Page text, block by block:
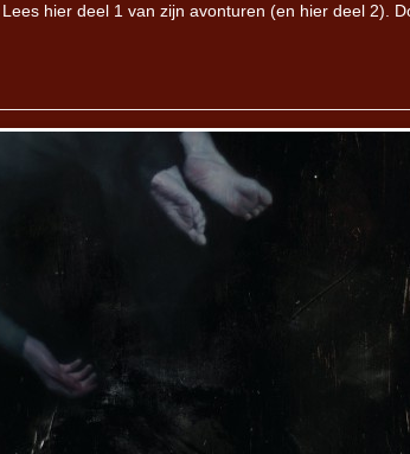
hier deel 1 van zijn avonturen (en hier deel 2).